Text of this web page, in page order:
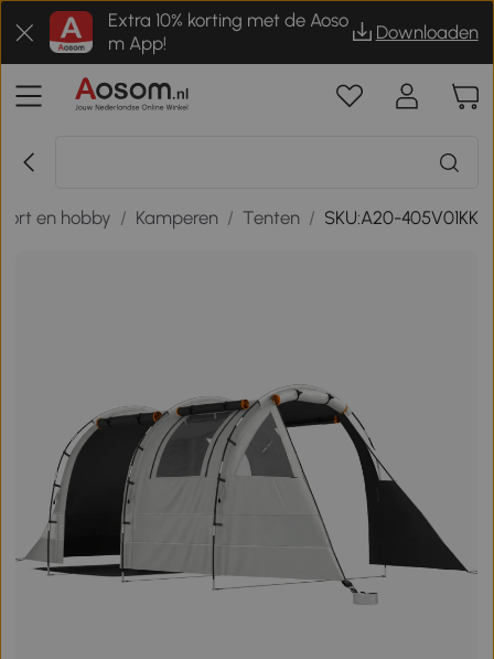
Extra 10% korting met de Aoso
m App!
Downloaden
en hobby / Kamperen / Tenten / SKU:A20-405V01KK